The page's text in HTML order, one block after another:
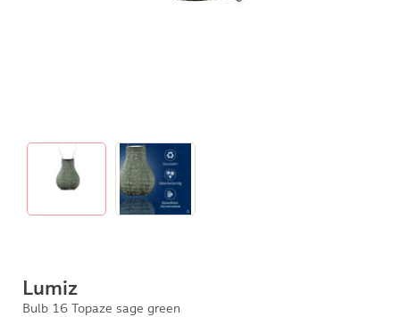
Lumiz
Bulb 16 Topaze sage green